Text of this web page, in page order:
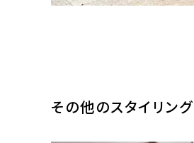
その他のスタイリング